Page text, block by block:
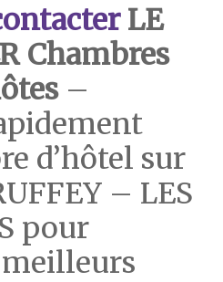
LE
Chambres
–
d’hôtel sur
– LES
pour